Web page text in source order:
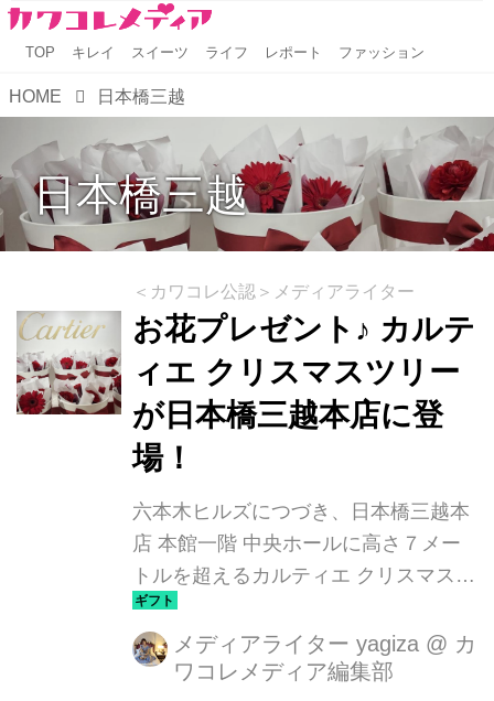
TOP キレイ スイーツ ライフ レポート ファッション
HOME 日本橋三越
日本橋三越
＜カワコレ公認＞メディアライター
お花プレゼント♪ カルテ
ィエ クリスマスツリー
が日本橋三越本店に登
場！
六本木ヒルズにつづき、日本橋三越本
店 本館一階 中央ホールに高さ７メー
トルを超えるカルティエ クリスマスツ
リーが登場しています。
メディアライター yagiza @ カ
ワコレメディア編集部